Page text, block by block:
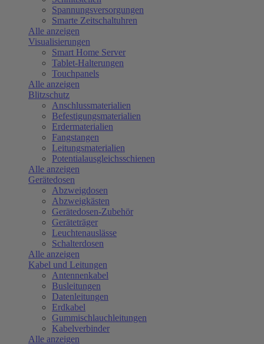
Spannungsversorgungen
Smarte Zeitschaltuhren
Alle anzeigen
Visualisierungen
Smart Home Server
Tablet-Halterungen
Touchpanels
Alle anzeigen
Blitzschutz
Anschlussmaterialien
Befestigungsmaterialien
Erdermaterialien
Fangstangen
Leitungsmaterialien
Potentialausgleichsschienen
Alle anzeigen
Gerätedosen
Abzweigdosen
Abzweigkästen
Gerätedosen-Zubehör
Geräteträger
Leuchtenauslässe
Schalterdosen
Alle anzeigen
Kabel und Leitungen
Antennenkabel
Busleitungen
Datenleitungen
Erdkabel
Gummischlauchleitungen
Kabelverbinder
Alle anzeigen